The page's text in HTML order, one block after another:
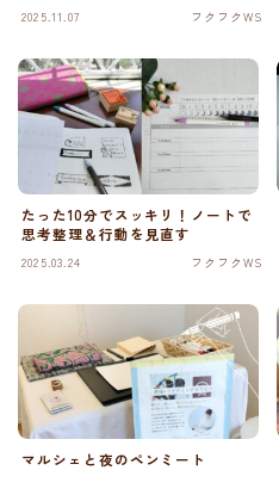
2025.11.07 フクフクWS
たった10分でスッキリ！ノートで
思考整理＆行動を見直す
2025.03.24 フクフクWS
マルシェと夜のペンミート